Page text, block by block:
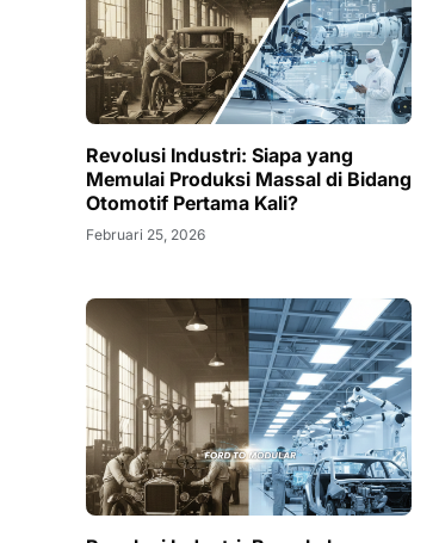
Revolusi Industri: Siapa yang
Memulai Produksi Massal di Bidang
Otomotif Pertama Kali?
Februari 25, 2026